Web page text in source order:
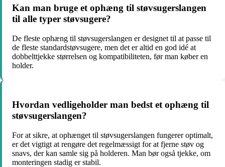
Kan man bruge et ophæng til støvsugerslangen
til alle typer støvsugere?
De fleste ophæng til støvsugerslangen er designet til at passe til
de fleste standardstøvsugere, men det er altid en god idé at
dobbelttjekke størrelsen og kompatibiliteten, før man køber en
holder.
Hvordan vedligeholder man bedst et ophæng til
støvsugerslangen?
For at sikre, at ophænget til støvsugerslangen fungerer optimalt,
er det vigtigt at rengøre det regelmæssigt for at fjerne støv og
snavs, der kan samle sig på holderen. Man bør også tjekke, om
monteringen stadig er stabil.